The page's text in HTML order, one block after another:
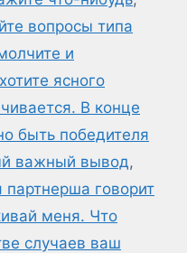
вопросы типа
и
ясного
В конце
быть победителя
важный вывод,
говорит
меня. Что
случаев ваш